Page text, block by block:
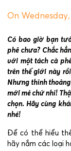
On
Có bao giờ bạn
phê chưa? Chắc
với một tách cà
trên thế giới này
Nhưng thỉnh
mới mẻ chứ nhỉ!
chọn. Hãy cùng
nhé!
Để có thể hiểu
hãy nắm các loại